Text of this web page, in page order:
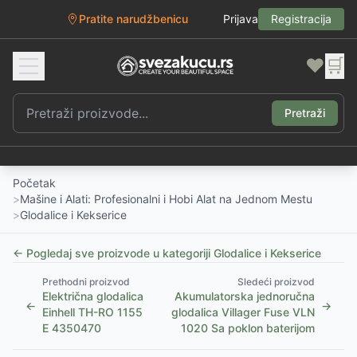
Pratite narudžbenicu Prijava Registracija
❤️ 🛒
Pretraži
Početak
>Mašine i Alati: Profesionalni i Hobi Alat na Jednom Mestu
>Glodalice i Kekserice
← Pogledaj sve proizvode u kategoriji Glodalice i Kekserice
←
Prethodni proizvod
Električna glodalica
Einhell TH-RO 1155
E 4350470
Sledeći proizvod
Akumulatorska jednoručna
glodalica Villager Fuse VLN
1020 Sa poklon baterijom
→